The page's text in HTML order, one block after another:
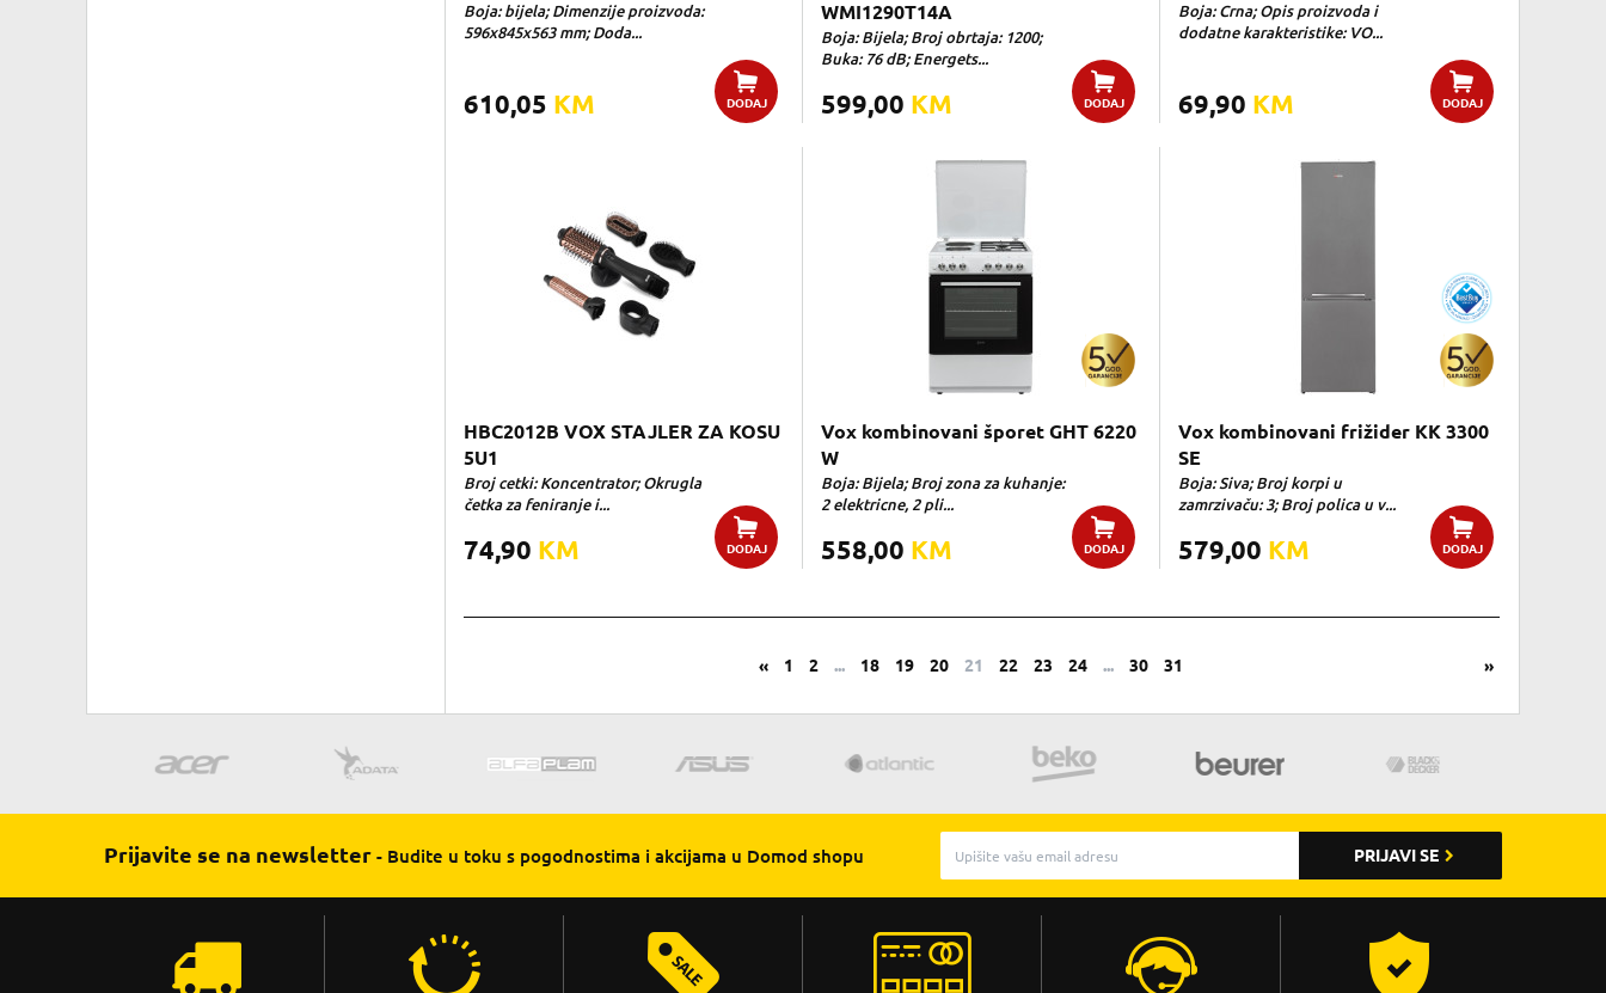
Boja: bijela; Dimenzije proizvoda:
596x845x563 mm; Doda...
610,05 KM DODAJ
WMI1290T14A
Boja: Bijela; Broj obrtaja: 1200;
Buka: 76 dB; Energets...
599,00 KM DODAJ
Boja: Crna; Opis proizvoda i
dodatne karakteristike: VO...
69,90 KM DODAJ
HBC2012B VOX STAJLER ZA KOSU
5U1
Broj cetki: Koncentrator; Okrugla
četka za feniranje i...
74,90 KM DODAJ
Vox kombinovani šporet GHT 6220
W
Boja: Bijela; Broj zona za kuhanje:
2 elektricne, 2 pli...
558,00 KM DODAJ
Vox kombinovani frižider KK 3300
SE
Boja: Siva; Broj korpi u
zamrzivaču: 3; Broj polica u v...
579,00 KM DODAJ
« 1 2 ... 18 19 20 21 22 23 24 ... 30 31 »
Prijavite se na newsletter - Budite u toku s pogodnostima i akcijama u Domod shopu PRIJAVI SE